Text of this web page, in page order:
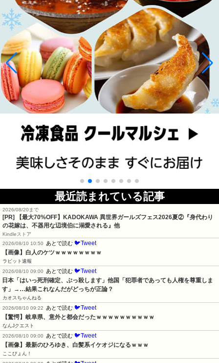
最近読まれている記事
2026/08/20まで
[PR] 【最大70%OFF】KADOKAWA 異世界ガールズフェス2026夏②『身代わり
の花嫁は、不器用な辺境伯に溺愛される』他
Kindleストア
2026/08/10 10:50
あとで読む 🐦Tweet
【画像】白人のケツｗｗｗｗｗｗｗｗ
ラビット速報
2026/08/10 09:00
あとで読む 🐦Tweet
日本「はいっ死刑確定、ぶっ殺します」他国「犯罪者であっても人権を尊重しま
す」→…結果これなんだがどっちが正論？
カオスちゃんねる
2026/08/10 09:22
あとで読む 🐦Tweet
【驚愕】岐阜県、意外と都会だったｗｗｗｗｗｗｗｗｗｗ
なんJクエスト
2026/08/10 09:00
あとで読む 🐦Tweet
【画像】最新のひろゆき、白髪系イケオジになるｗｗｗ
ここぴょん！